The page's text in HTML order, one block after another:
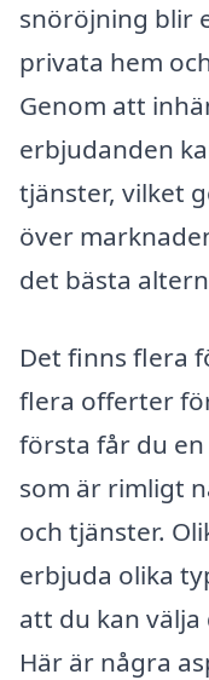
snöröjning blir
privata hem
Genom att
erbjudanden
tjänster, vilket
över
det bästa
Det finns flera
flera offerter
första får du
som är rimligt
och tjänster.
erbjuda olika
att du kan välja
Här är några